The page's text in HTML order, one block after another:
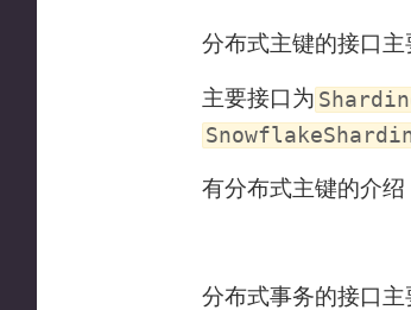
分布式主键的接口主
主要接口为
有分布式主键的介
分布式事务的接口主